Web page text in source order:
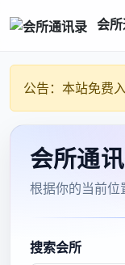
上海桑
标签：威
苏州会所